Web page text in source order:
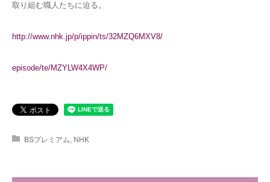
取り組む職人たちに迫る。
http://www.nhk.jp/p/ippin/ts/32MZQ6MXV8/
episode/te/MZYLW4X4WP/
BSプレミアム, NHK